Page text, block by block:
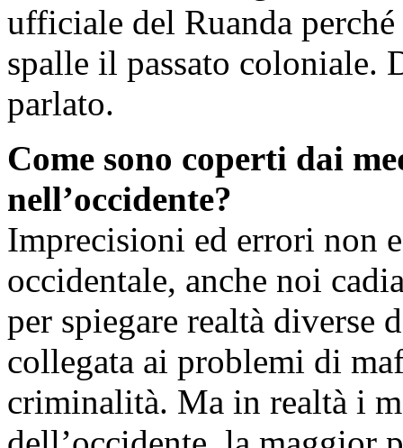
ufficiale del Ruanda
spalle il passato coloniale.
parlato.
Come sono coperti dai
nell’occidente?
Imprecisioni ed errori non
occidentale, anche noi
per spiegare realtà diverse
collegata ai problemi di
criminalità. Ma in realtà i